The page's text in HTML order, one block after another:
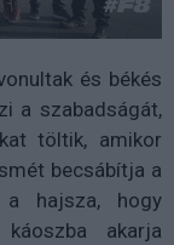
és békés
a szabadságát,
töltik, amikor
becsábítja a
a hajsza, hogy
akarja